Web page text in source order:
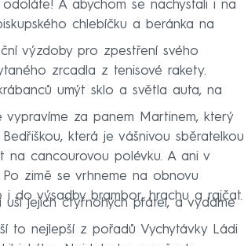
A abychom se nachystali i na
chlebíčku a beránka na
výzdoby pro zpestření svého
zrcadla z tenisové rakety.
umýt sklo a světla auta, na
za panem Martinem, který
která je vášnivou sběratelkou
na cancourovou polévku. A ani v
zimě se vrhneme na obnovu
i do výsadby brambor, hrachu a rajčat.
jejich čtyřnohých přátel, a vydáme
to nejlepší z pořadů Vychytávky Ládi